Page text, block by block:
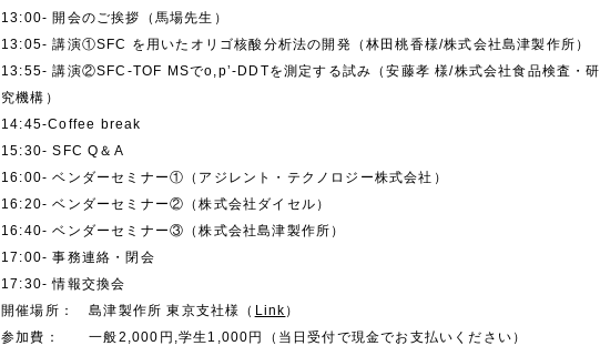
13:00- 開会のご挨拶（馬場先生）
13:05- 講演①SFC を用いたオリゴ核酸分析法の開発（林田桃香様/株式会社島津製作所）
13:55- 講演②SFC-TOF MSでo,pʼ-DDTを測定する試み（安藤孝 様/株式会社食品検査・研
究機構）
14:45-Coffee break
15:30- SFC Q＆A
16:00- ベンダーセミナー①（アジレント・テクノロジー株式会社）
16:20- ベンダーセミナー②（株式会社ダイセル）
16:40- ベンダーセミナー③（株式会社島津製作所）
17:00- 事務連絡・閉会
17:30- 情報交換会
開催場所： 島津製作所 東京支社様（ Link ）
参加費： 一般2,000円,学生1,000円（当日受付で現金でお支払いください）